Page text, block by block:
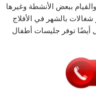
ببعض الأنشطة وغيرها
بالشهر في الأفلاج
أيضًا توفر جليسات أطفال